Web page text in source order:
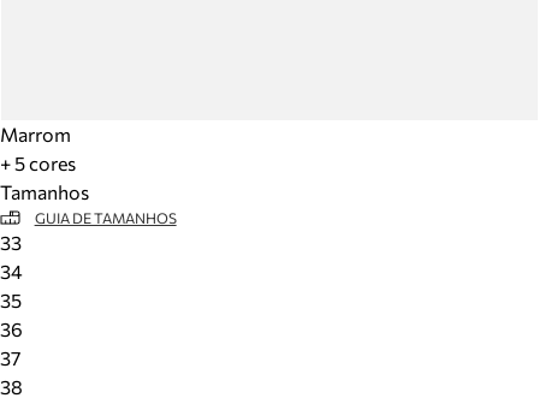
Marrom
+ 5 cores
Tamanhos
GUIA DE TAMANHOS
33
34
35
36
37
38